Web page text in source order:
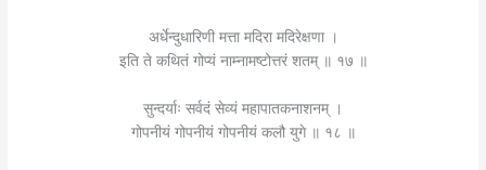
अर्धेन्दुधारिणी मत्ता मदिरा मदिरेक्षणा ।
इति ते कथितं गोप्यं नाम्नामष्टोत्तरं शतम् ॥ १७ ॥
सुन्दर्याः सर्वदं सेव्यं महापातकनाशनम् ।
गोपनीयं गोपनीयं गोपनीयं कलौ युगे ॥ १८ ॥